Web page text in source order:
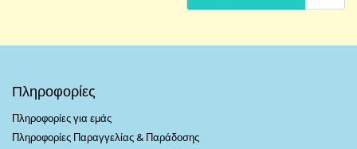
Πληροφορίες
Πληροφορίες για εμάς
Πληροφορίες Παραγγελίας & Παράδοσης